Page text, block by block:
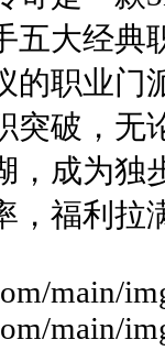
五大经典
的职业门
突破，无
，成为独
，福利拉
main/
main/